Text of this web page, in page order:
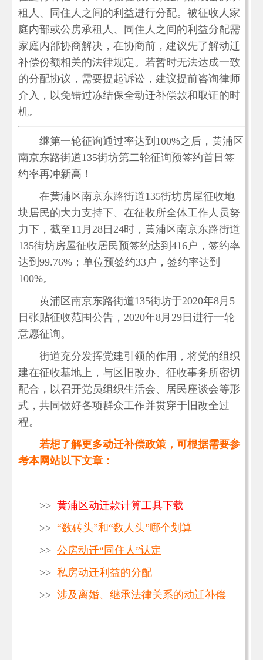
租人、同住人之间的利益进行分配。被征收人家
庭内部或公房承租人、同住人之间的利益分配需
家庭内部协商解决，在协商前，建议先了解动迁
补偿份额相关的法律规定。若暂时无法达成一致
的分配协议，需要提起诉讼，建议提前咨询律师
介入，以免错过冻结保全动迁补偿款和取证的时
机。
继第一轮征询通过率达到100%之后，黄浦区
南京东路街道135街坊第二轮征询预签约首日签
约率再冲新高！
在黄浦区南京东路街道135街坊房屋征收地
块居民的大力支持下、在征收所全体工作人员努
力下，截至11月28日24时，黄浦区南京东路街道
135街坊房屋征收居民预签约达到416户，签约率
达到99.76%；单位预签约33户，签约率达到
100%。
黄浦区南京东路街道135街坊于2020年8月5
日张贴征收范围公告，2020年8月29日进行一轮
意愿征询。
街道充分发挥党建引领的作用，将党的组织
建在征收基地上，与区旧改办、征收事务所密切
配合，以召开党员组织生活会、居民座谈会等形
式，共同做好各项群众工作并贯穿于旧改全过
程。
若想了解更多动迁补偿政策，可根据需要参
考本网站以下文章：
>> 黄浦区动迁款计算工具下载
>> “数砖头”和“数人头”哪个划算
>> 公房动迁“同住人”认定
>> 私房动迁利益的分配
>> 涉及离婚、继承法律关系的动迁补偿